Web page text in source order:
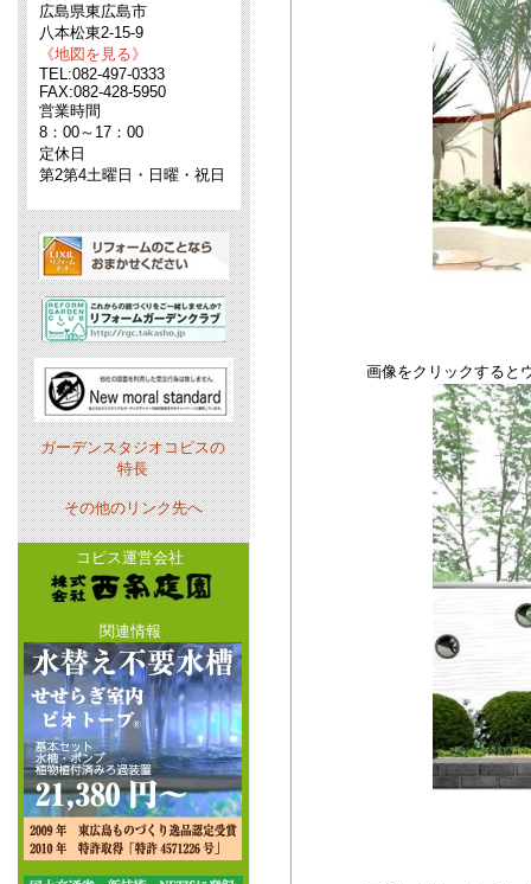
画像をクリックすると
広島県東広島市
八本松東2-15-9
《地図を見る》
TEL:082-497-0333
FAX:082-428-5950
営業時間
8：00～17：00
定休日
第2第4土曜日・日曜・祝日
ガーデンスタジオコピスの
特長
その他のリンク先へ
コピス運営会社
関連情報